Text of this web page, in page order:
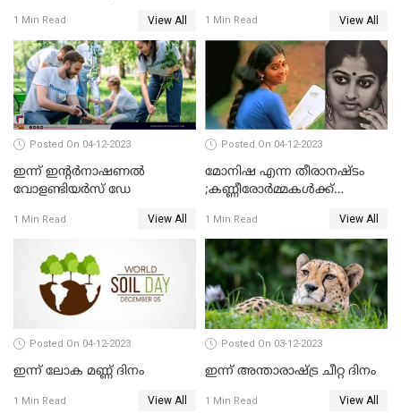
ചരമവാര്‍ഷികം
1 Min Read View All 1 Min Read View All
Posted On 04-12-2023
ഇന്ന് ഇന്റര്‍നാഷണല്‍
വോളണ്ടിയര്‍സ് ഡേ
1 Min Read View All
Posted On 04-12-2023
മോനിഷ എന്ന തീരാനഷ്ടം
;കണ്ണീരോർമ്മകൾക്ക്
1 Min Read View All
Posted On 04-12-2023
ഇന്ന് ലോക മണ്ണ് ദിനം
1 Min Read View All
Posted On 03-12-2023
ഇന്ന് അന്താരാഷ്ട്ര ചീറ്റ ദിനം
1 Min Read View All